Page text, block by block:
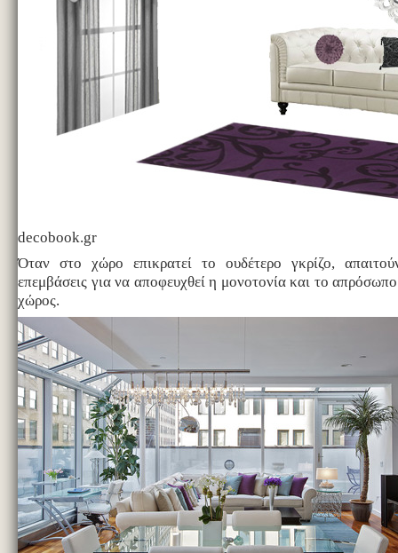
decobook.gr
Όταν στο χώρο επικρατεί το ουδέτερο γκρίζο,
επεμβάσεις για να αποφευχθεί η μονοτονία και το
χώρος.